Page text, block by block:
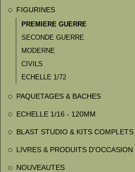
FIGURINES
PREMIERE GUERRE
SECONDE GUERRE
MODERNE
CIVILS
ECHELLE 1/72
PAQUETAGES & BACHES
ECHELLE 1/16 - 120MM
BLAST STUDIO & KITS COMPLETS
LIVRES & PRODUITS D'OCCASION
NOUVEAUTES